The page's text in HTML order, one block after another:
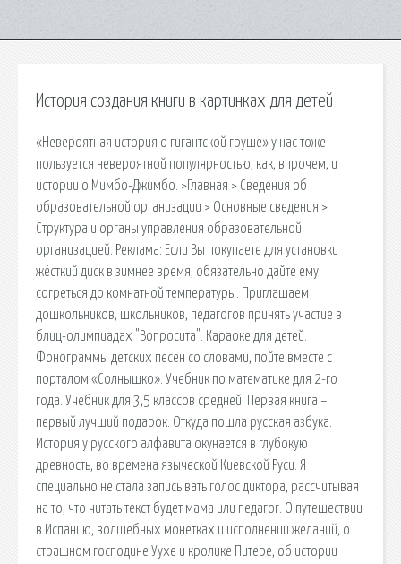
История создания книги в картинках для детей
«Невероятная история о гигантской груше» у нас тоже
пользуется невероятной популярностью, как, впрочем, и
истории о Мимбо-Джимбо. >Главная > Сведения об
образовательной организации > Основные сведения >
Структура и органы управления образовательной
организацией. Реклама: Если Вы покупаете для установки
жёсткий диск в зимнее время, обязательно дайте ему
согреться до комнатной температуры. Приглашаем
дошкольников, школьников, педагогов принять участие в
блиц-олимпиадах "Вопросита". Караоке для детей.
Фонограммы детских песен со словами, пойте вместе с
порталом «Солнышко». Учебник по математике для 2-го
года. Учебник для 3,5 классов средней. Первая книга –
первый лучший подарок. Откуда пошла русская азбука.
История у русского алфавита окунается в глубокую
древность, во времена языческой Киевской Руси. Я
специально не стала записывать голос диктора, рассчитывая
на то, что читать текст будет мама или педагог. О путешествии
в Испанию, волшебных монетках и исполнении желаний, о
страшном господине Уухе и кролике Питере, об истории